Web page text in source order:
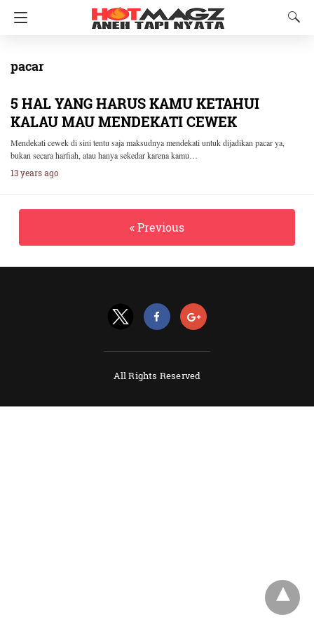
pacar
5 HAL YANG HARUS KAMU KETAHUI
KALAU MAU MENDEKATI CEWEK
Mendekati cewek di sini tentu saja maksudnya mendekati untuk dijadikan pacar ya,
bukan secara harfiah, atau hanya sekedar karena kamu…
13 years ago
« Previous
All Rights Reserved